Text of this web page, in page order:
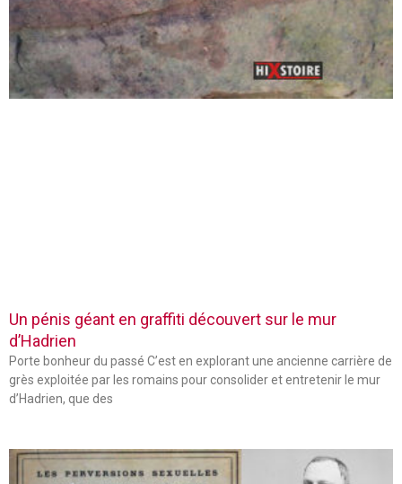
Un pénis géant en graffiti découvert sur le mur
d’Hadrien
Porte bonheur du passé C’est en explorant une ancienne carrière de
grès exploitée par les romains pour consolider et entretenir le mur
d’Hadrien, que des